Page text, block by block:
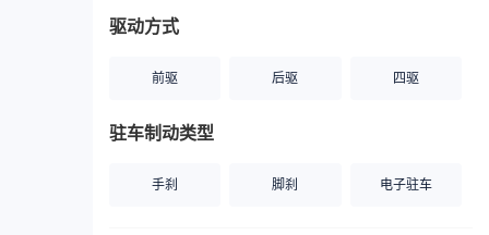
驱动方式
前驱 后驱 四驱
驻车制动类型
手刹 脚刹 电子驻车